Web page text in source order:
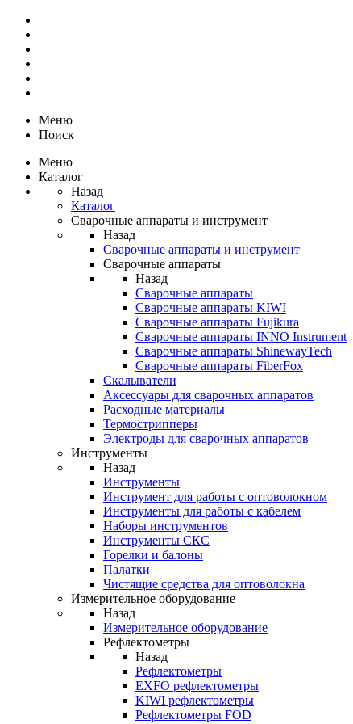
Меню
Поиск
Меню
Каталог
Назад
Каталог
Сварочные аппараты и инструмент
Назад
Сварочные аппараты и инструмент
Сварочные аппараты
Назад
Сварочные аппараты
Сварочные аппараты KIWI
Сварочные аппараты Fujikura
Сварочные аппараты INNO Instrument
Сварочные аппараты ShinewayTech
Cварочные аппараты FiberFox
Скалыватели
Аксессуары для сварочных аппаратов
Расходные материалы
Термострипперы
Электроды для сварочных аппаратов
Инструменты
Назад
Инструменты
Инструмент для работы с оптоволокном
Инструменты для работы с кабелем
Наборы инструментов
Инструменты СКС
Горелки и балоны
Палатки
Чистящие средства для оптоволокна
Измерительное оборудование
Назад
Измерительное оборудование
Рефлектометры
Назад
Рефлектометры
EXFO рефлектометры
KIWI рефлектометры
Рефлектометры FOD